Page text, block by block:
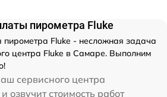
пирометра Fluke
пирометра Fluke - несложная задача
центра Fluke в Самаре. Выполним
сервисного центра
озвучит стоимость работ